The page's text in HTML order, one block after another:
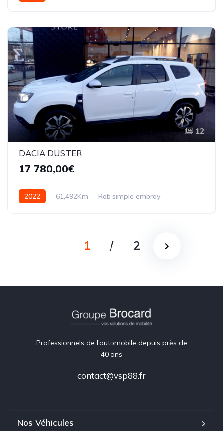
12
DACIA DUSTER
17 780,00€
2022 61,492Km
Rob simple embray
1 / 2
Professionnels de l’automobile depuis près de
40 ans
contact@vsp88.fr
Nos Véhicules